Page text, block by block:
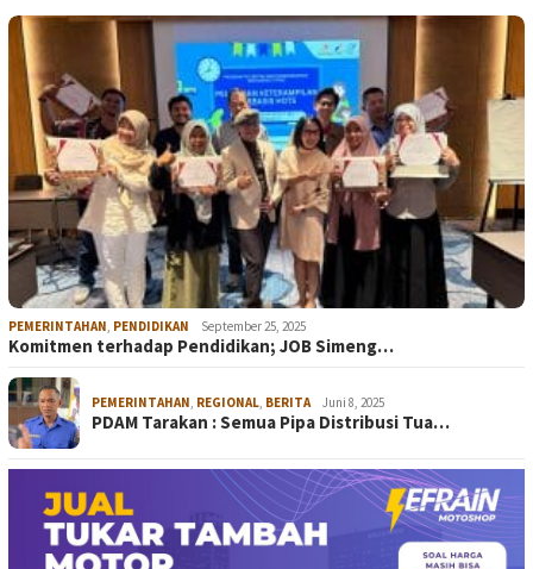
PEMERINTAHAN PENDIDIKAN September 25, 2025
Komitmen terhadap Pendidikan; JOB Simeng…
PEMERINTAHAN REGIONAL BERITA Juni 8, 2025
PDAM Tarakan : Semua Pipa Distribusi Tua…